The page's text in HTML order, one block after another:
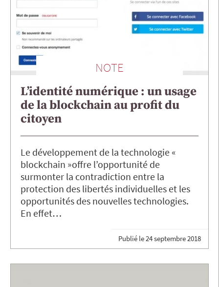
NOTE
L’identité numérique : un usage
de la blockchain au profit du
citoyen
Le développement de la technologie «
blockchain »offre l’opportunité de
surmonter la contradiction entre la
protection des libertés individuelles et les
opportunités des nouvelles technologies.
En effet…
Publié le24 septembre 2018